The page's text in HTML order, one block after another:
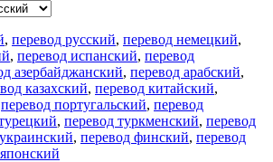
, перевод русский, перевод немецкий,
, перевод испанский, перевод
азербайджанский, перевод арабский,
казахский, перевод китайский,
перевод португальский, перевод
, перевод туркменский, перевод
, перевод финский, перевод